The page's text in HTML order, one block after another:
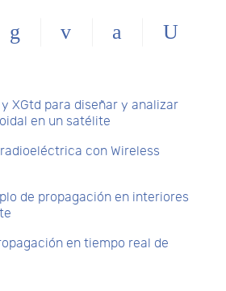
XGtd para diseñar y analizar
en un satélite
con Wireless
de propagación en interiores
en tiempo real de